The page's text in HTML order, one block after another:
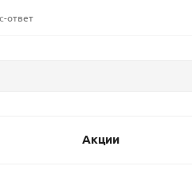
ответ
Акции